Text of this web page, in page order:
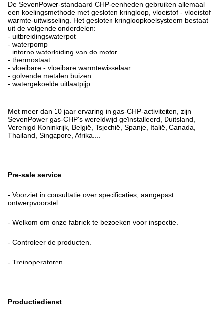
De SevenPower-standaard CHP-eenheden gebruiken allemaal
een koelingsmethode met gesloten kringloop, vloeistof - vloeistof
warmte-uitwisseling. Het gesloten kringloopkoelsysteem bestaat
uit de volgende onderdelen:
- uitbreidingswaterpot
- waterpomp
- interne waterleiding van de motor
- thermostaat
- vloeibare - vloeibare warmtewisselaar
- golvende metalen buizen
- watergekoelde uitlaatpijp
Met meer dan 10 jaar ervaring in gas-CHP-activiteiten, zijn
SevenPower gas-CHP's wereldwijd geïnstalleerd, Duitsland,
Verenigd Koninkrijk, België, Tsjechië, Spanje, Italië, Canada,
Thailand, Singapore, Afrika....
Pre-sale service
- Voorziet in consultatie over specificaties, aangepast
ontwerpvoorstel.
- Welkom om onze fabriek te bezoeken voor inspectie.
- Controleer de producten.
- Treinoperatoren
Productiedienst